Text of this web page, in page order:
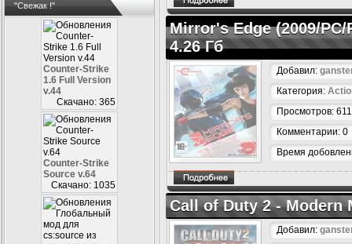
"Свежак !"
Counter-Strike
1.6 Full Version
v.44
Скачано: 365
Counter-Strike
Source v.64
Скачано: 1035
Mirror's Edge (2009/
4.26 Гб
Добавил:
Категория:
Просмотров: 611
Комментарии: 0
Время
Call of Duty 2 - Modern
Добавил: